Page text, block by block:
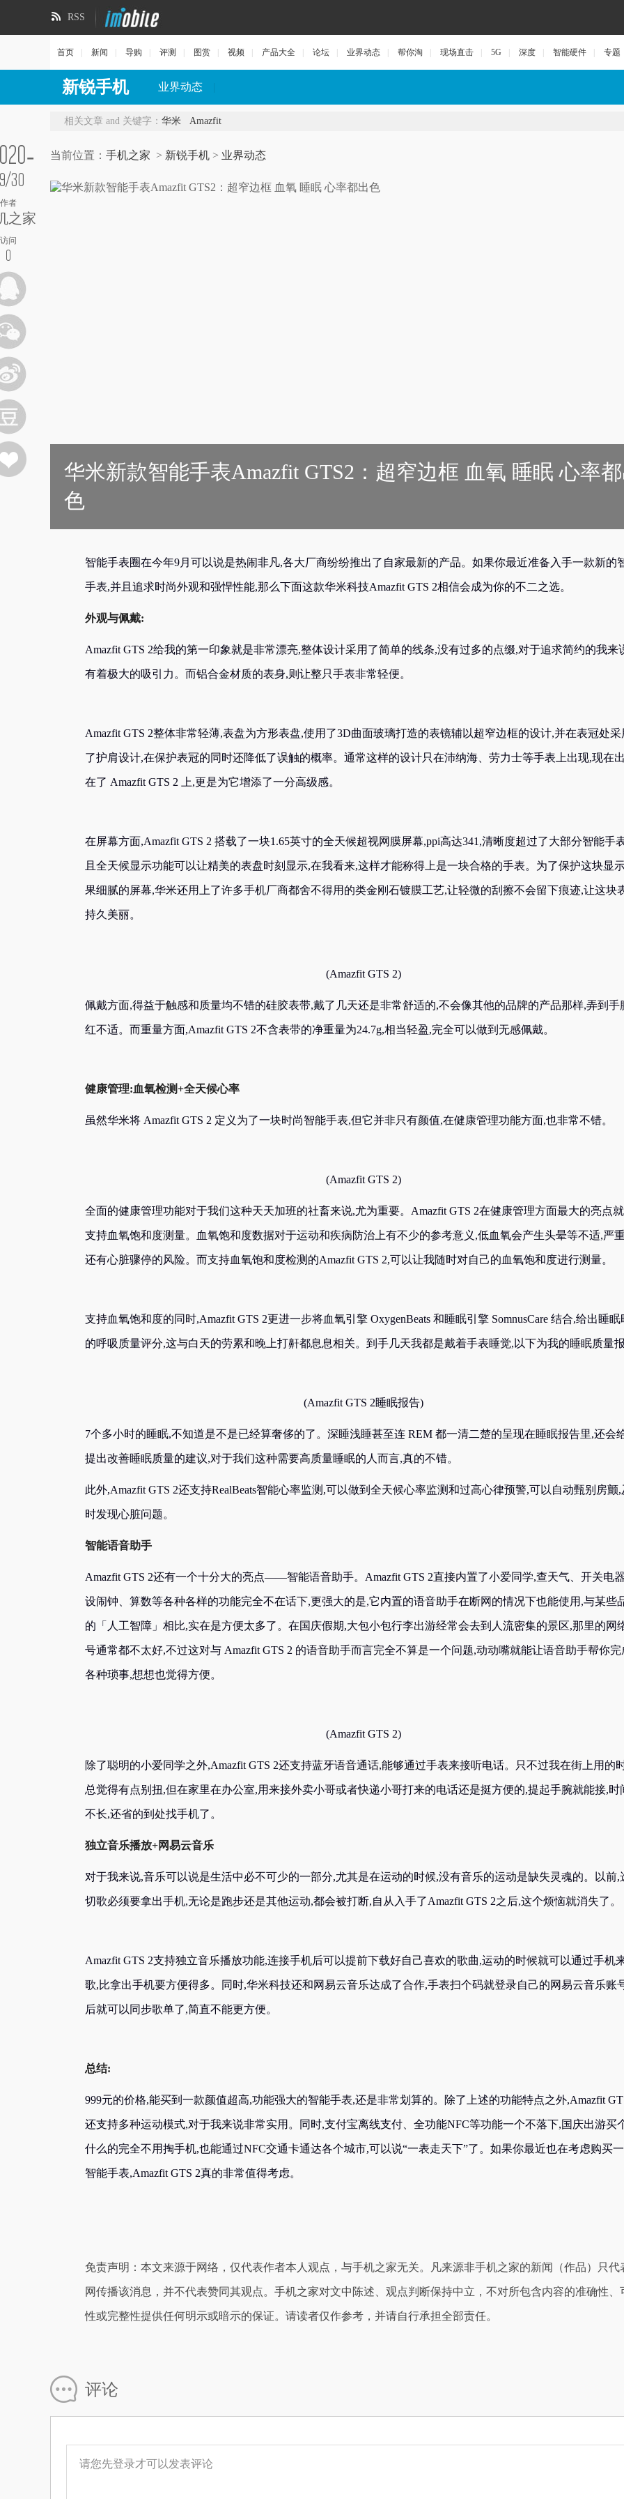
RSS
首页 新闻 导购 评测 图赏 视频 产品大全 论坛 业界动态 帮你淘 现场直击 5G 深度 智能硬件 专题
新锐手机 业界动态
30
作者
之家
访问
0
相关文章 and 关键字： 华米 Amazfit
当前位置： 手机之家 > 新锐手机 > 业界动态
华米新款智能手表Amazfit GTS2：超窄边框 血氧 睡眠 心率都
色
智能手表圈在今年9月可以说是热闹非凡,各大厂商纷纷推出了自家最新的产品。如果你最近准备入手一款新的
手表,并且追求时尚外观和强悍性能,那么下面这款华米科技Amazfit GTS 2相信会成为你的不二之选。
外观与佩戴:
Amazfit GTS 2给我的第一印象就是非常漂亮,整体设计采用了简单的线条,没有过多的点缀,对于追求简约的我来
有着极大的吸引力。而铝合金材质的表身,则让整只手表非常轻便。
Amazfit GTS 2整体非常轻薄,表盘为方形表盘,使用了3D曲面玻璃打造的表镜辅以超窄边框的设计,并在表冠处采
了护肩设计,在保护表冠的同时还降低了误触的概率。通常这样的设计只在沛纳海、劳力士等手表上出现,现在
在了 Amazfit GTS 2 上,更是为它增添了一分高级感。
在屏幕方面,Amazfit GTS 2 搭载了一块1.65英寸的全天候超视网膜屏幕,ppi高达341,清晰度超过了大部分智能手
且全天候显示功能可以让精美的表盘时刻显示,在我看来,这样才能称得上是一块合格的手表。为了保护这块显
果细腻的屏幕,华米还用上了许多手机厂商都舍不得用的类金刚石镀膜工艺,让轻微的刮擦不会留下痕迹,让这块
持久美丽。
(Amazfit GTS 2)
佩戴方面,得益于触感和质量均不错的硅胶表带,戴了几天还是非常舒适的,不会像其他的品牌的产品那样,弄到手
红不适。而重量方面,Amazfit GTS 2不含表带的净重量为24.7g,相当轻盈,完全可以做到无感佩戴。
健康管理:血氧检测+全天候心率
虽然华米将 Amazfit GTS 2 定义为了一块时尚智能手表,但它并非只有颜值,在健康管理功能方面,也非常不错。
(Amazfit GTS 2)
全面的健康管理功能对于我们这种天天加班的社畜来说,尤为重要。Amazfit GTS 2在健康管理方面最大的亮点
支持血氧饱和度测量。血氧饱和度数据对于运动和疾病防治上有不少的参考意义,低血氧会产生头晕等不适,严
还有心脏骤停的风险。而支持血氧饱和度检测的Amazfit GTS 2,可以让我随时对自己的血氧饱和度进行测量。
支持血氧饱和度的同时,Amazfit GTS 2更进一步将血氧引擎 OxygenBeats 和睡眠引擎 SomnusCare 结合,给出睡眠
的呼吸质量评分,这与白天的劳累和晚上打鼾都息息相关。到手几天我都是戴着手表睡觉,以下为我的睡眠质量
(Amazfit GTS 2睡眠报告)
7个多小时的睡眠,不知道是不是已经算奢侈的了。深睡浅睡甚至连 REM 都一清二楚的呈现在睡眠报告里,还会
提出改善睡眠质量的建议,对于我们这种需要高质量睡眠的人而言,真的不错。
此外,Amazfit GTS 2还支持RealBeats智能心率监测,可以做到全天候心率监测和过高心律预警,可以自动甄别房颤,
时发现心脏问题。
智能语音助手
Amazfit GTS 2还有一个十分大的亮点——智能语音助手。Amazfit GTS 2直接内置了小爱同学,查天气、开关电器
设闹钟、算数等各种各样的功能完全不在话下,更强大的是,它内置的语音助手在断网的情况下也能使用,与某些
的「人工智障」相比,实在是方便太多了。在国庆假期,大包小包行李出游经常会去到人流密集的景区,那里的网
号通常都不太好,不过这对与 Amazfit GTS 2 的语音助手而言完全不算是一个问题,动动嘴就能让语音助手帮你完
各种琐事,想想也觉得方便。
(Amazfit GTS 2)
除了聪明的小爱同学之外,Amazfit GTS 2还支持蓝牙语音通话,能够通过手表来接听电话。只不过我在街上用的
总觉得有点别扭,但在家里在办公室,用来接外卖小哥或者快递小哥打来的电话还是挺方便的,提起手腕就能接,时
不长,还省的到处找手机了。
独立音乐播放+网易云音乐
对于我来说,音乐可以说是生活中必不可少的一部分,尤其是在运动的时候,没有音乐的运动是缺失灵魂的。以前,
切歌必须要拿出手机,无论是跑步还是其他运动,都会被打断,自从入手了Amazfit GTS 2之后,这个烦恼就消失了。
Amazfit GTS 2支持独立音乐播放功能,连接手机后可以提前下载好自己喜欢的歌曲,运动的时候就可以通过手机
歌,比拿出手机要方便得多。同时,华米科技还和网易云音乐达成了合作,手表扫个码就登录自己的网易云音乐账
后就可以同步歌单了,简直不能更方便。
总结:
999元的价格,能买到一款颜值超高,功能强大的智能手表,还是非常划算的。除了上述的功能特点之外,Amazfit
还支持多种运动模式,对于我来说非常实用。同时,支付宝离线支付、全功能NFC等功能一个不落下,国庆出游买
什么的完全不用掏手机,也能通过NFC交通卡通达各个城市,可以说“一表走天下”了。如果你最近也在考虑购买
智能手表,Amazfit GTS 2真的非常值得考虑。
免责声明：本文来源于网络，仅代表作者本人观点，与手机之家无关。凡来源非手机之家的新闻（作品）只代
网传播该消息，并不代表赞同其观点。手机之家对文中陈述、观点判断保持中立，不对所包含内容的准确性、
性或完整性提供任何明示或暗示的保证。请读者仅作参考，并请自行承担全部责任。
评论